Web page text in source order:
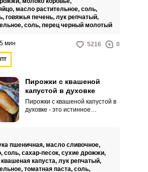
печени. Готовые пирожки с
печенью из дрожжевого теста
могут подаваться горячие или
качестве закуски или основного
блюда.Используйте свежие и
масло растительное, соль,
говяжья печень, лук репчатый,
соль, перец черный молотый
мин 5216 0
Пирожки с квашеной
капустой в духовке
Пирожки с квашеной капустой в
духовке - это истинное
Хрустящее тесто, пропитанное
маслом и йогуртом, окружает
начинку из квашеной капусты,
сочетающей кислоту и мягкость
пшеничная, масло сливочное,
соль, сахар-песок, сухие дрожжи,
квашеная капуста, лук репчатый,
томатная паста, соль,